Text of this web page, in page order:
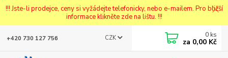
!!! Jste-li prodejce, ceny si vyžádejte telefonicky, nebo e-mailem. Pro bližší
informace klikněte zde na lištu. !!!
CZK
+420 730 127 756 0 ks
za 0,00 Kč